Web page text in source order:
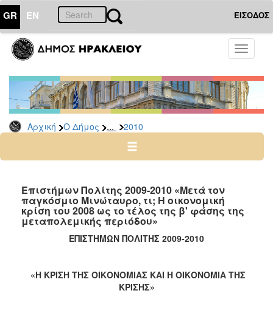
GR EN ΕΙΣΟΔΟΣ
Toggle
Αρχική Ο Δήμος ... 2010
ΔΗΜΟΣ
Δελτία
Τύπου
Αρχείο
2026
2024
2022
2021
2018
Επιστήμων Πολίτης 2009-2010 «Μετά τον
παγκόσμιο Μινώταυρο, τι; Η οικονομική
κρίση του 2008 ως το τέλος της β' φάσης της
μεταπολεμικής περιόδου»
ΕΠΙΣΤΗΜΩΝ ΠΟΛΙΤΗΣ 2009-2010
«Η ΚΡΙΣΗ ΤΗΣ ΟΙΚΟΝΟΜΙΑΣ ΚΑΙ Η ΟΙΚΟΝΟΜΙΑ ΤΗΣ
ΚΡΙΣΗΣ»